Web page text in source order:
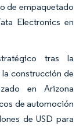
de empaquetado
Electronics en
tras la
construcción de
en Arizona
de automoción
de USD para